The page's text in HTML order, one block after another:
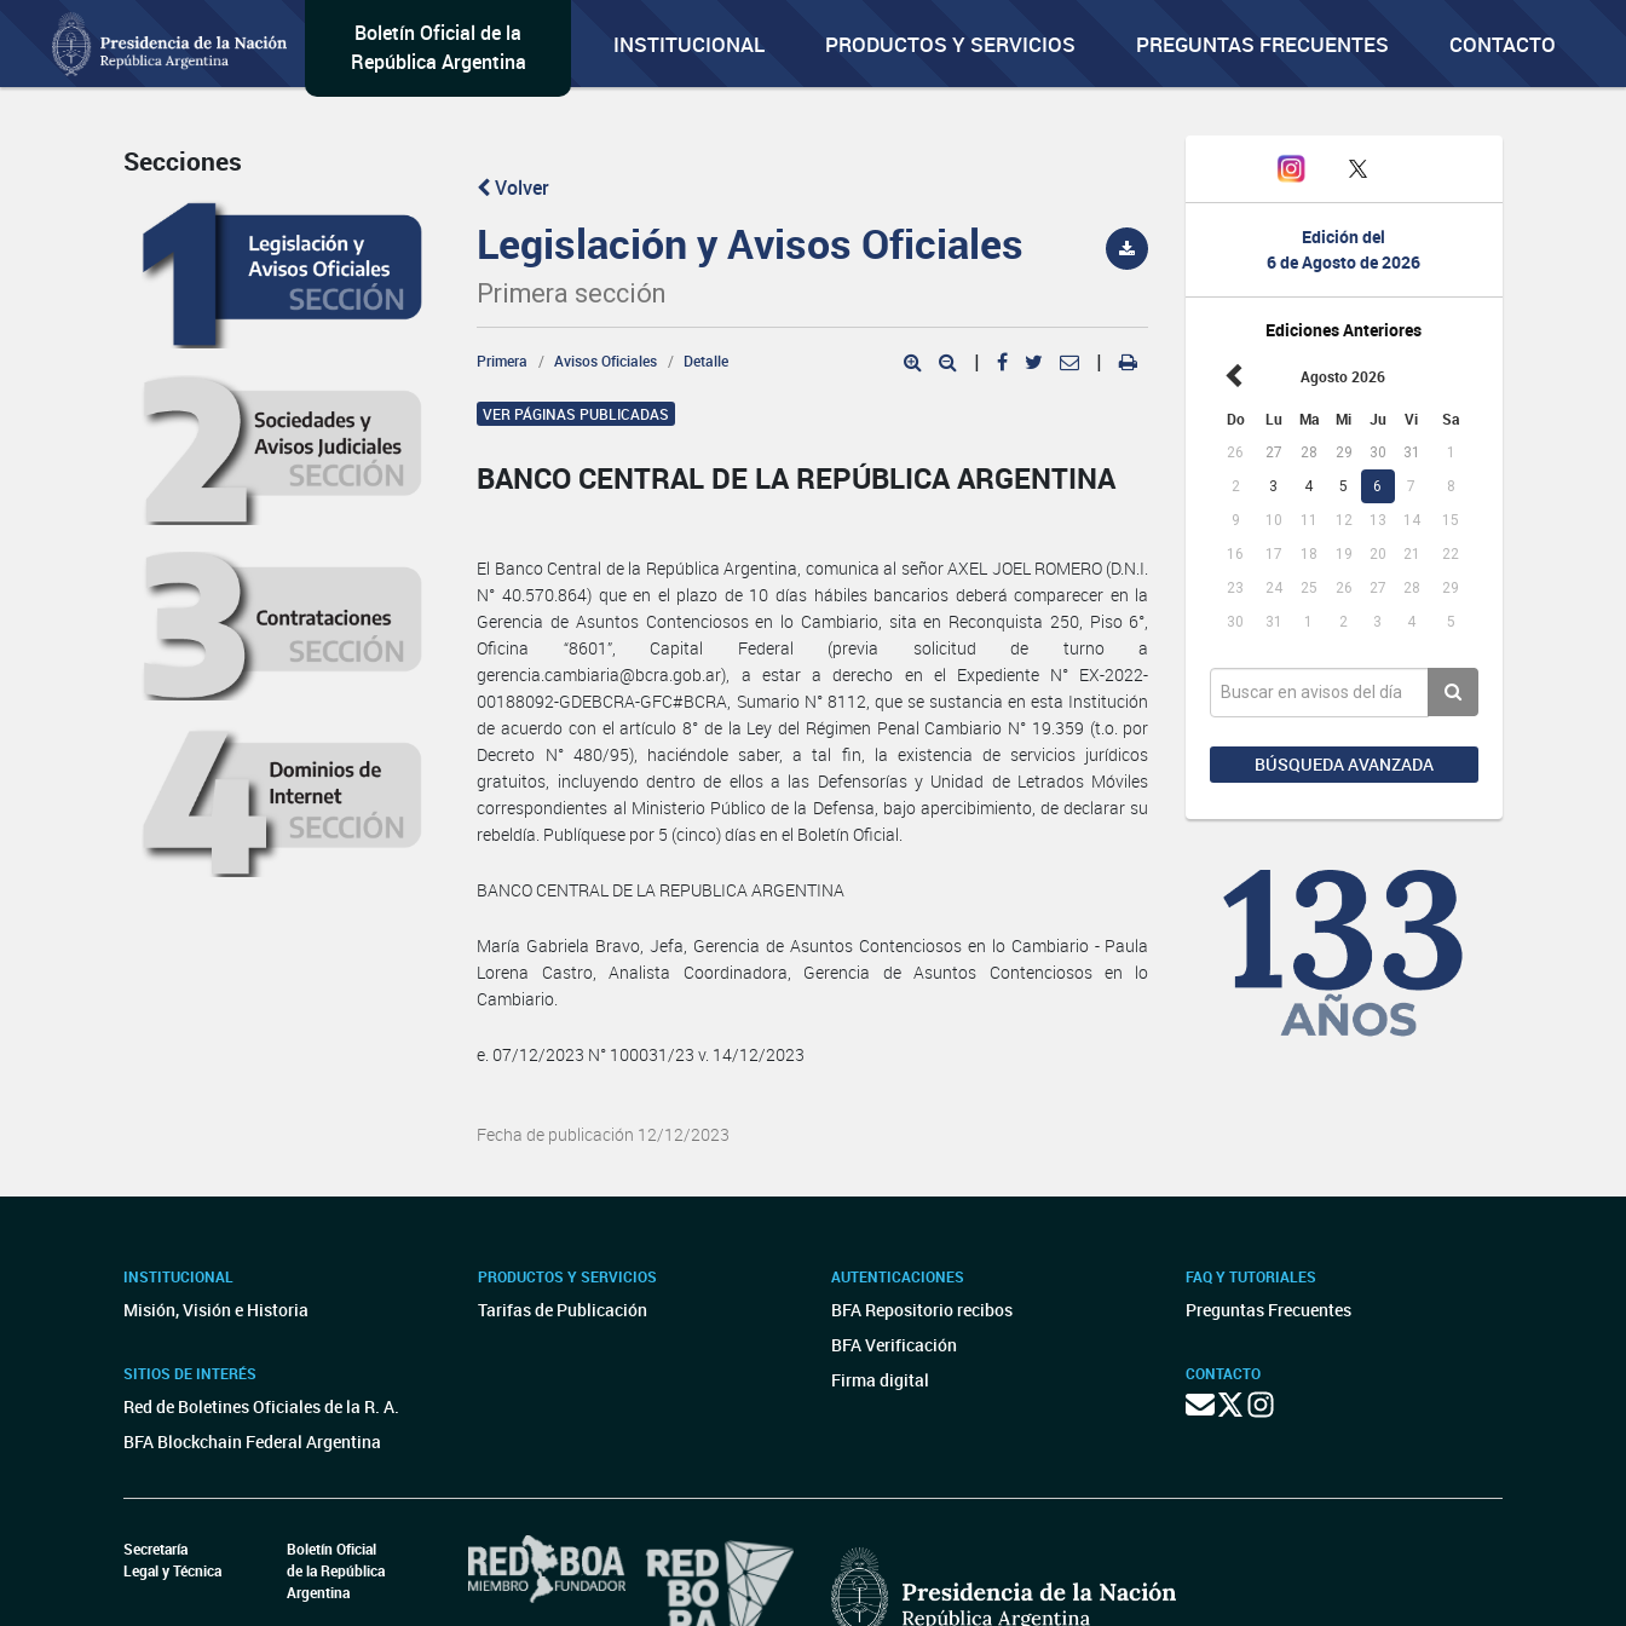
Boletín Oficial de la
República Argentina
INSTITUCIONAL PRODUCTOS Y SERVICIOS PREGUNTAS FRECUENTES CONTACTO
Edición del
6 de Agosto de 2026
Ediciones Anteriores
Agosto 2026
Do Lu Ma Mi Ju Vi Sa
26 27 28 29 30 31
1
2
3 4 5 6 7
8
9
10 11 12 13 14
15
16
17 18 19 20 21
22
23
24 25 26 27 28
29
30
31 1 2 3 4 5
BÚSQUEDA AVANZADA
Secciones
Volver
Legislación y Avisos Oficiales
Primera sección
Primera Avisos Oficiales Detalle | |
VER PÁGINAS PUBLICADAS
BANCO CENTRAL DE LA REPÚBLICA ARGENTINA
El Banco Central de la República Argentina, comunica al señor AXEL JOEL ROMERO (D.N.I.
N° 40.570.864) que en el plazo de 10 días hábiles bancarios deberá comparecer en la
Gerencia de Asuntos Contenciosos en lo Cambiario, sita en Reconquista 250, Piso 6°,
Oficina “8601”, Capital Federal (previa solicitud de turno a
gerencia.cambiaria@bcra.gob.ar), a estar a derecho en el Expediente N° EX-2022-
00188092-GDEBCRA-GFC#BCRA, Sumario N° 8112, que se sustancia en esta Institución
de acuerdo con el artículo 8° de la Ley del Régimen Penal Cambiario N° 19.359 (t.o. por
Decreto N° 480/95), haciéndole saber, a tal fin, la existencia de servicios jurídicos
gratuitos, incluyendo dentro de ellos a las Defensorías y Unidad de Letrados Móviles
correspondientes al Ministerio Público de la Defensa, bajo apercibimiento, de declarar su
rebeldía. Publíquese por 5 (cinco) días en el Boletín Oficial.
BANCO CENTRAL DE LA REPUBLICA ARGENTINA
María Gabriela Bravo, Jefa, Gerencia de Asuntos Contenciosos en lo Cambiario - Paula
Lorena Castro, Analista Coordinadora, Gerencia de Asuntos Contenciosos en lo
Cambiario.
e. 07/12/2023 N° 100031/23 v. 14/12/2023
Fecha de publicación 12/12/2023
INSTITUCIONAL
Misión, Visión e Historia
SITIOS DE INTERÉS
Red de Boletines Oficiales de la R. A.
BFA Blockchain Federal Argentina
PRODUCTOS Y SERVICIOS
Tarifas de Publicación
AUTENTICACIONES
BFA Repositorio recibos
BFA Verificación
Firma digital
FAQ Y TUTORIALES
Preguntas Frecuentes
CONTACTO
Secretaría
Legal y Técnica
Boletín Oficial
de la República
Argentina